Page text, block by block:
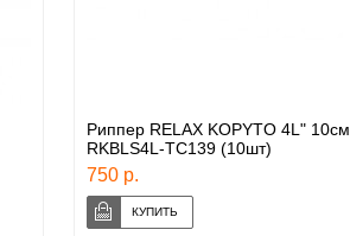
Риппер RELAX KOPYTO 4L" 10см
RKBLS4L-TC139 (10шт)
750 р.